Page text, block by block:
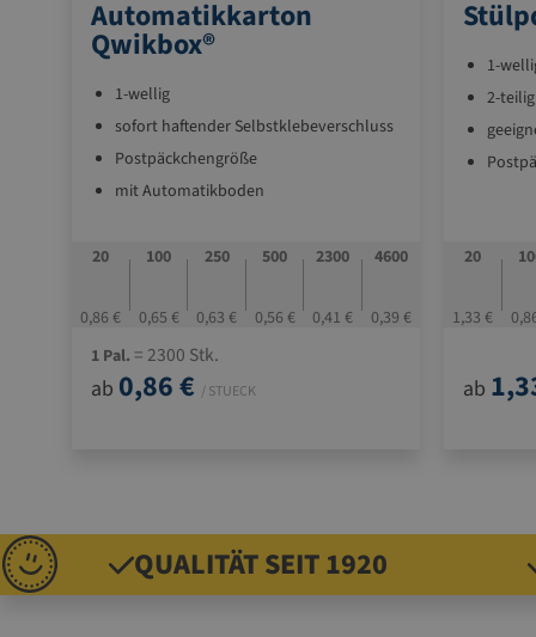
Automatikkarton
Qwikbox®
1-wellig
sofort haftender Selbstklebeverschluss
Postpäckchengröße
mit Automatikboden
hoheStabilität
Innenklappen gegenunbefugten Zugriff
widerrechtliches Öffnen wird sofort
erkannt
Aufreißband für problemloses Öffnen
20
0,86 €
100
0,65 €
250
0,63 €
500
0,56 €
2300
0,41 €
4600
0,39 €
1 Pal. = 2300 Stk.
ab 0,86 € / STUECK
1-
2-
ideal
20
1,33 €
ab
QUALITÄT SEIT 1920